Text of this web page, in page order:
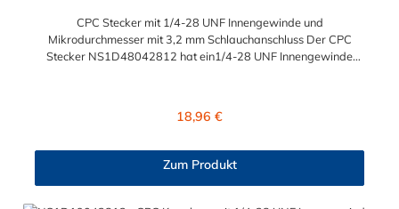
CPC Stecker mit 1/4-28 UNF Innengewinde und
Mikrodurchmesser mit 3,2 mm Schlauchanschluss Der CPC
Stecker NS1D48042812 hat ein1/4-28 UNF Innengewinde
Polypropylen (PP) und der Dichtring ist aus EPDM. Das
Sie können diesen CPC Stecker mit allen Kupplungen der CPC
Regulärer Preis:
18,96 €
Zum Produkt